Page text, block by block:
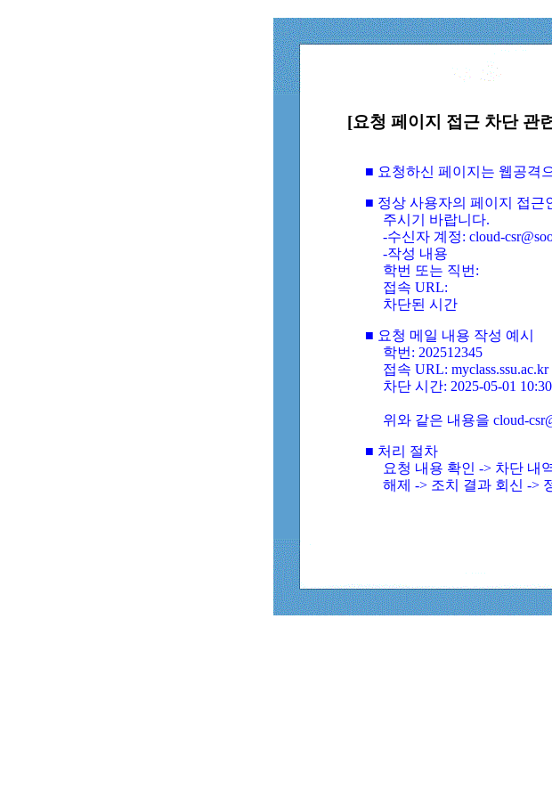
[요청 페이지 접근 차단 관
■ 요청하신 페이지는 웹공격
■ 정상 사용자의 페이지 접근
주시기 바랍니다.
-수신자 계정: cloud-
-작성 내용
학번 또는 직번:
접속 URL:
차단된 시간
■ 요청 메일 내용 작성 예시
학번: 202512345
접속 URL: myclass.ssu.ac.kr
차단 시간: 2025-05-01
위와 같은 내용을 cloud-
■ 처리 절차
요청 내용 확인 -> 차단 내
해제 -> 조치 결과 회신 ->